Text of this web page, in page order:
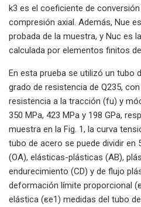
k3 es el coeficiente de
compresión axial. Además, Nue
probada de la muestra, y Nuc es
calculada por elementos finitos
En esta prueba se utilizó un tubo
grado de resistencia de Q235,
resistencia a la tracción (fu) y
350 MPa, 423 MPa y 198 GPa,
muestra en la Fig. 1, la curva
tubo de acero se puede dividir en
(OA), elásticas-plásticas (AB),
endurecimiento (CD) y de flujo
deformación límite proporcional
elástica (εe1) medidas del tubo